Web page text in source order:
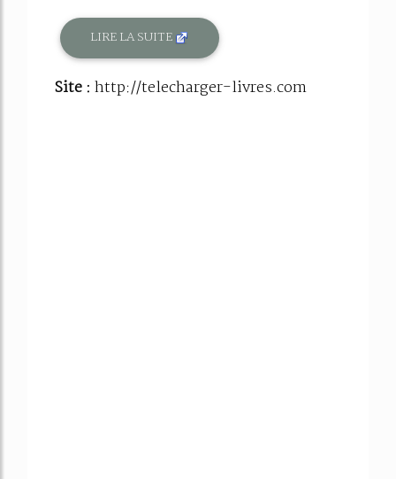
LIRE LA SUITE
Site : http://telecharger-livres.com